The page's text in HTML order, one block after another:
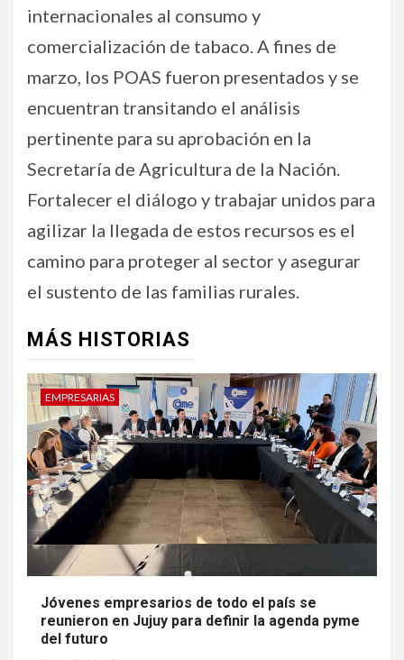
internacionales al consumo y
comercialización de tabaco. A fines de
marzo, los POAS fueron presentados y se
encuentran transitando el análisis
pertinente para su aprobación en la
Secretaría de Agricultura de la Nación.
Fortalecer el diálogo y trabajar unidos para
agilizar la llegada de estos recursos es el
camino para proteger al sector y asegurar
el sustento de las familias rurales.
MÁS HISTORIAS
EMPRESARIAS
Jóvenes empresarios de todo el país se
reunieron en Jujuy para definir la agenda pyme
del futuro